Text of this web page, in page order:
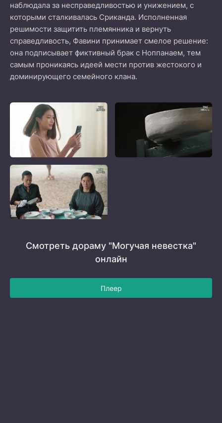
наблюдала за несправедливостью и унижением, с
которыми сталкивалась Сриканда. Исполненная
решимости защитить племянника и вернуть
справедливость, Фавини принимает смелое решение:
она подписывает фиктивный брак с Ноппанаем, тем
самым проникаясь идеей мести против жестокого и
доминирующего семейного клана.
Смотреть дораму "Могучая невестка"
онлайн
Плеер